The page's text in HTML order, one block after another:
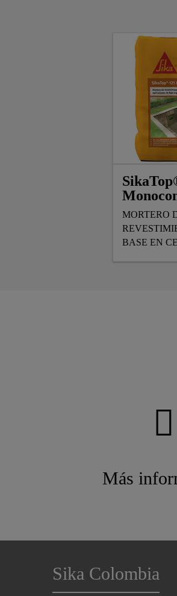
MORTERO
BASE EN
Más
Sika Colombia